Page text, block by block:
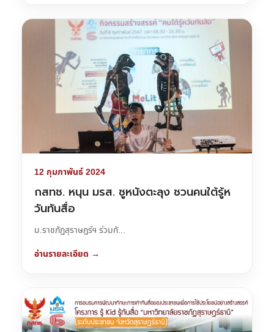
12 กุมภาพันธ์ 2024
กสทช. หนุน มรส. ชูหนังตะลุง ชวนคนใต้รู้ห
วันทันสื่อ
ม.ราชภัฏสุราษฎร์ฯ ร่วมกั...
อ่านรายละเอียด →